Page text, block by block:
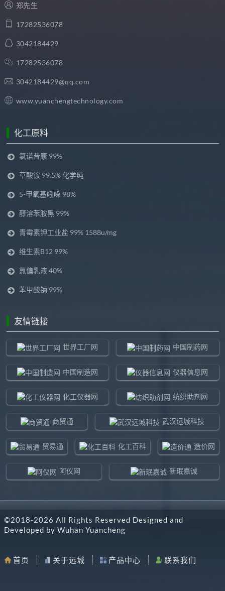
郑先生
17282536078
3042184429
17282536078
3042184429@qq.com
www.yuanchengtechnology.com
化工原料
氯诺昔康 99%
草酸铵 99.5% 化学纯
5-甲氧基吲哚 98%
醇溶苯胺黑 99%
青霉素钾工业盐 99% 1588u/mg
维生素B12 99%
氯偏乳液 40%
苯甲酸钠 99%
友情链接
世界工厂网 中国制药网
中国制造网 仪器信息网
化工仪器网 纺织助剂网
商贸通 武汉远城科技
贸易通 化工百科 造价网
阿仪网 新珉嘉诚
东北制造网 药智通
©2018-2026 All Rights Reserved Designed and
Developed by Wuhan Yuancheng
首页 关于远城 产品中心 联系我们